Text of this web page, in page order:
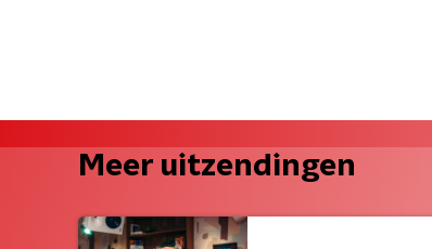
Meer uitzendingen